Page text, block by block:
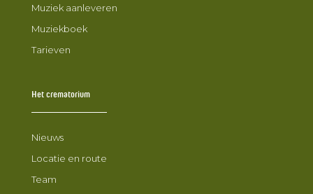
Muziek aanleveren
Muziekboek
Tarieven
Het crematorium
Nieuws
Locatie en route
Team